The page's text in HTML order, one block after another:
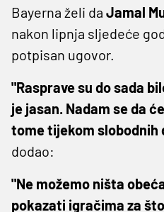
Bayerna želi da Jamal
nakon lipnja sljedeće
potpisan ugovor.
"Rasprave su do sada
je jasan. Nadam se da
tome tijekom slobodnih
dodao:
"Ne možemo ništa
pokazati igračima za